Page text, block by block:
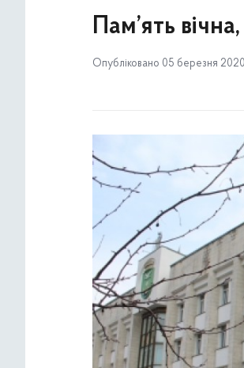
Пам’ять
Опубліковано 05 березня